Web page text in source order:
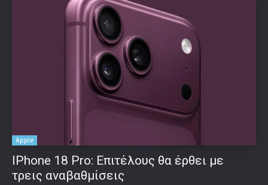
Apple
IPhone 18 Pro: Επιτέλους θα έρθει με
τρεις αναβαθμίσεις